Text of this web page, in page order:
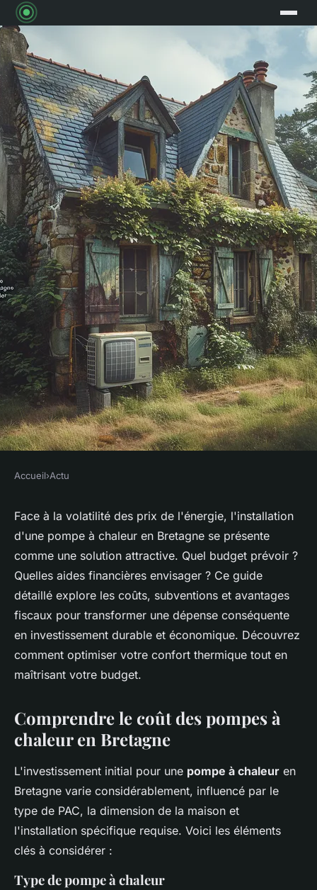
Prix d'une pompe à chaleur en
Bretagne: le guide complet
claudine •1 juin 2024•3 min de lecture
Accueil›Actu
Face à la volatilité des prix de l'énergie, l'installation
d'une pompe à chaleur en Bretagne se présente
comme une solution attractive. Quel budget prévoir ?
Quelles aides financières envisager ? Ce guide
détaillé explore les coûts, subventions et avantages
fiscaux pour transformer une dépense conséquente
en investissement durable et économique. Découvrez
comment optimiser votre confort thermique tout en
maîtrisant votre budget.
Comprendre le coût des pompes à
chaleur en Bretagne
L'investissement initial pour une pompe à chaleur en
Bretagne varie considérablement, influencé par le
type de PAC, la dimension de la maison et
l'installation spécifique requise. Voici les éléments
clés à considérer :
Type de pompe à chaleur